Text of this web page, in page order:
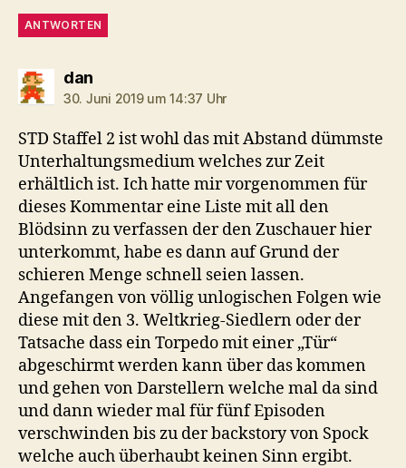
ANTWORTEN
dansagt:
30. Juni 2019 um 14:37 Uhr
STD Staffel 2 ist wohl das mit Abstand dümmste
Unterhaltungsmedium welches zur Zeit
erhältlich ist. Ich hatte mir vorgenommen für
dieses Kommentar eine Liste mit all den
Blödsinn zu verfassen der den Zuschauer hier
unterkommt, habe es dann auf Grund der
schieren Menge schnell seien lassen.
Angefangen von völlig unlogischen Folgen wie
diese mit den 3. Weltkrieg-Siedlern oder der
Tatsache dass ein Torpedo mit einer „Tür“
abgeschirmt werden kann über das kommen
und gehen von Darstellern welche mal da sind
und dann wieder mal für fünf Episoden
verschwinden bis zu der backstory von Spock
welche auch überhaubt keinen Sinn ergibt.